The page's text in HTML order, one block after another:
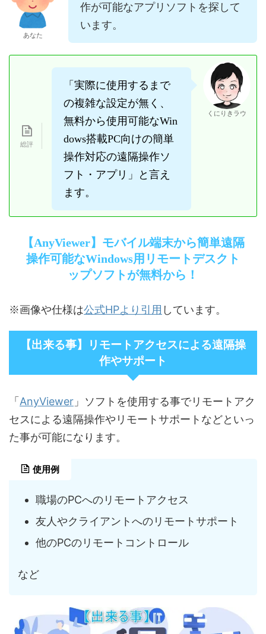
あなた
作が可能なアプリソフトを探して
います。
「実際に使用するまで
の複雑な設定が無く、
無料から使用可能なWin
dows搭載PC向けの簡単
操作対応の遠隔操作ソ
フト・アプリ」と言え
ます。
くにりきラウ
【AnyViewer】モバイル端末から簡単遠隔
操作可能なWindows用リモートデスクト
ップソフトが無料から！
※画像や仕様は公式HPより引用 しています。
【出来る事】リモートアクセスによる遠隔操
作やサポート
「 AnyViewer 」ソフトを使用する事でリモートアク
セスによる遠隔操作やリモートサポートなどといっ
た事が可能になります。
使用例
職場のPCへのリモートアクセス
友人やクライアントへのリモートサポート
他のPCのリモートコントロール
など